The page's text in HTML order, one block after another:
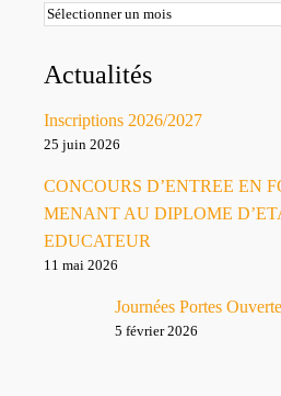
Archives
Actualités
Inscriptions 2026/2027
25 juin 2026
CONCOURS D’ENTREE EN
MENANT AU DIPLOME
EDUCATEUR
11 mai 2026
Journées Portes
5 février 2026